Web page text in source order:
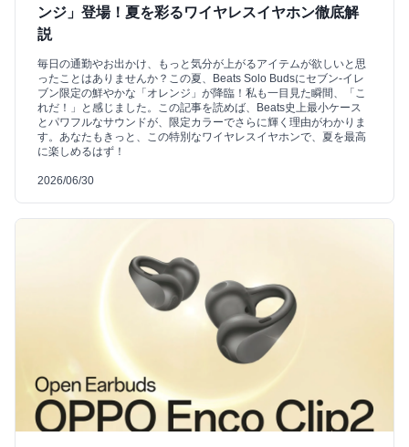
ンジ」登場！夏を彩るワイヤレスイヤホン徹底解
説
毎日の通勤やお出かけ、もっと気分が上がるアイテムが欲しいと思
ったことはありませんか？この夏、Beats Solo Budsにセブン-イレ
ブン限定の鮮やかな「オレンジ」が降臨！私も一目見た瞬間、「こ
れだ！」と感じました。この記事を読めば、Beats史上最小ケース
とパワフルなサウンドが、限定カラーでさらに輝く理由がわかりま
す。あなたもきっと、この特別なワイヤレスイヤホンで、夏を最高
に楽しめるはず！
2026/06/30